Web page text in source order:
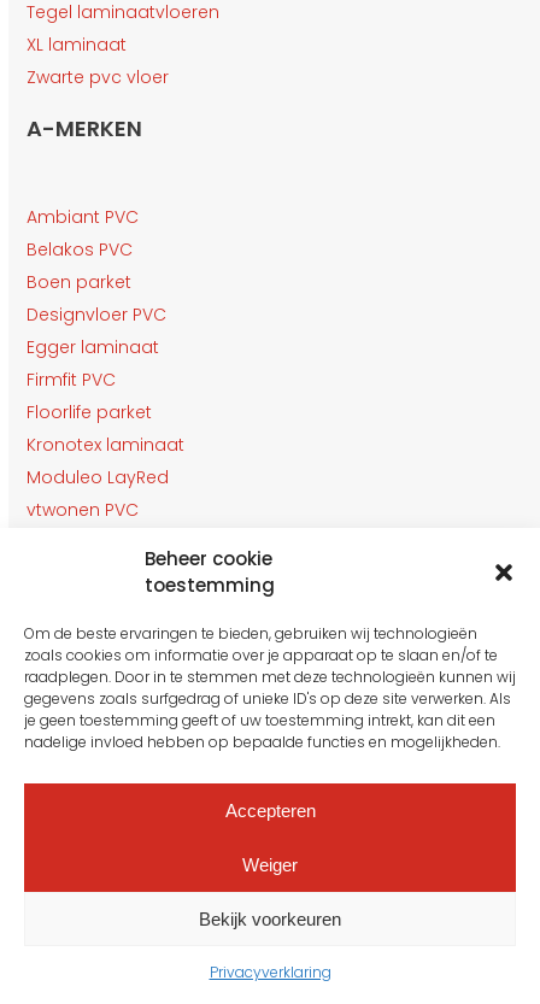
Beheer cookie
toestemming
Om de beste ervaringen te bieden, gebruiken wij technologieën
zoals cookies om informatie over je apparaat op te slaan en/of te
raadplegen. Door in te stemmen met deze technologieën kunnen wij
gegevens zoals surfgedrag of unieke ID's op deze site verwerken. Als
je geen toestemming geeft of uw toestemming intrekt, kan dit een
nadelige invloed hebben op bepaalde functies en mogelijkheden.
Accepteren
Weiger
Bekijk voorkeuren
Privacyverklaring
Tegel laminaatvloeren
XL laminaat
Zwarte pvc vloer
A-MERKEN
Ambiant PVC
Belakos PVC
Boen parket
Designvloer PVC
Egger laminaat
Firmfit PVC
Floorlife parket
Kronotex laminaat
Moduleo LayRed
vtwonen PVC
ONDERHOUD & LEGGEN
Ondervloeren
Deurmatten
Laminaat kenniscentrum
Plinten en profielen
POPUP VLOERENMARKT
vierkante meter trendy en betaalbare laminaat, parket en